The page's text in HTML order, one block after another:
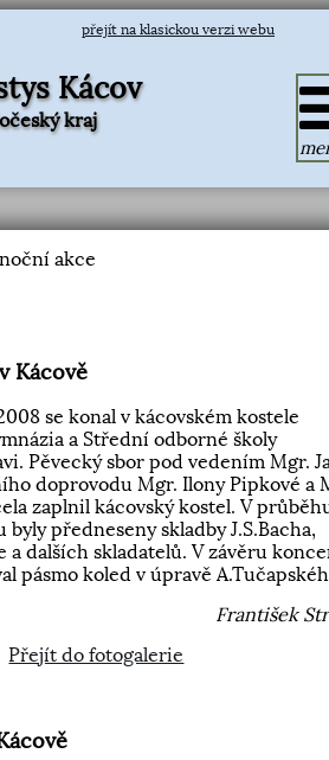
přejít na klasickou verzi webu
Kácov
kraj
akce
Kácově
se konal v kácovském kostele
a Střední odborné školy
Pěvecký sbor pod vedením Mgr.
doprovodu Mgr. Ilony Pipkové a
zaplnil kácovský kostel. V
předneseny skladby J.S.Bacha,
a dalších skladatelů. V závěru
pásmo koled v úpravě
František
Přejít do fotogalerie